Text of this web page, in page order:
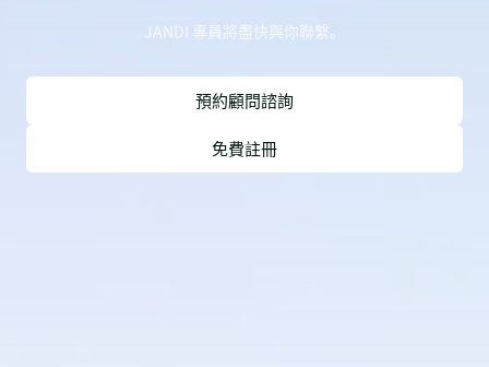
JANDI 專員將盡快與你聯繫。
預約顧問諮詢
免費註冊